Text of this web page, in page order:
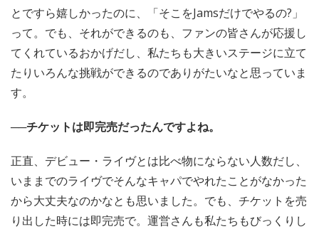
とですら嬉しかったのに、「そこをJamsだけでやるの?」
って。でも、それができるのも、ファンの皆さんが応援し
てくれているおかげだし、私たちも大きいステージに立て
たりいろんな挑戦ができるのでありがたいなと思っていま
す。
──チケットは即完売だったんですよね。
正直、デビュー・ライヴとは比べ物にならない人数だし、
いままでのライヴでそんなキャパでやれたことがなかった
から大丈夫なのかなとも思いました。でも、チケットを売
り出した時には即完売で。運営さんも私たちもびっくりし